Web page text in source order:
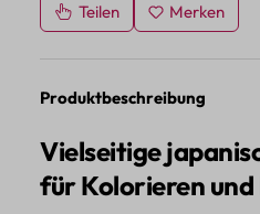
Teilen Merken
Produktbeschreibung
Vielseitige
für Kolorieren und